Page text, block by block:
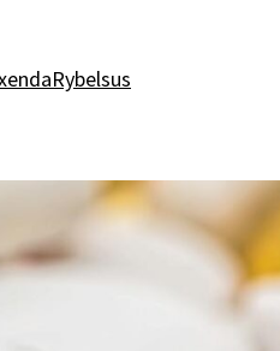
Rybelsus